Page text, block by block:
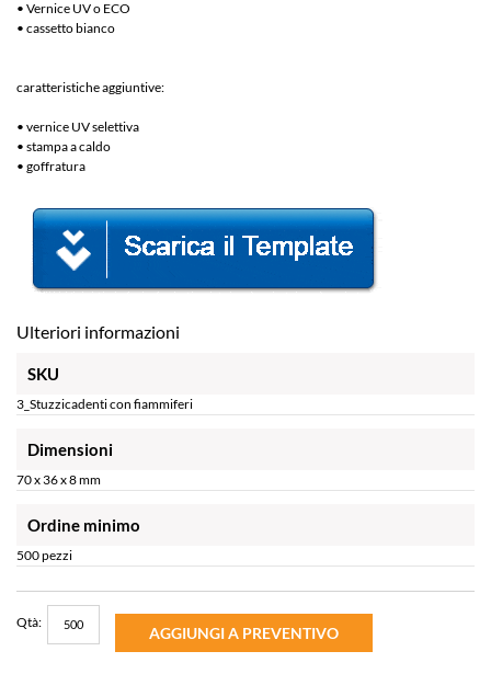
• Vernice UV o ECO
• cassetto bianco
caratteristiche aggiuntive:
• vernice UV selettiva
• stampa a caldo
• goffratura
Ulteriori informazioni
SKU
3_Stuzzicadenti con fiammiferi
Dimensioni
70 x 36 x 8 mm
Ordine minimo
500 pezzi
Qtà:
AGGIUNGI A PREVENTIVO